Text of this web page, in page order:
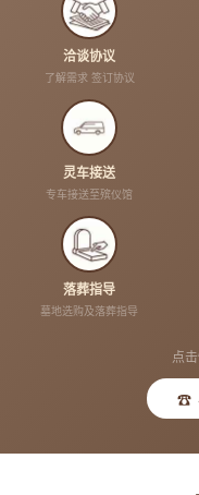
洽谈协议
了解需求 签订协议
灵车接送
专车接送至殡仪馆
落葬指导
墓地选购及落葬指导
点
☎